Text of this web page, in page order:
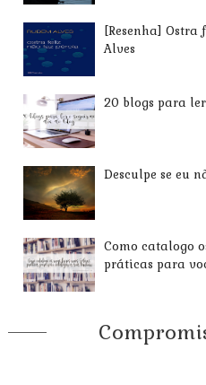
[Resenha]
Alves
20 blogs para
Desculpe se eu
Como catalogo
práticas para